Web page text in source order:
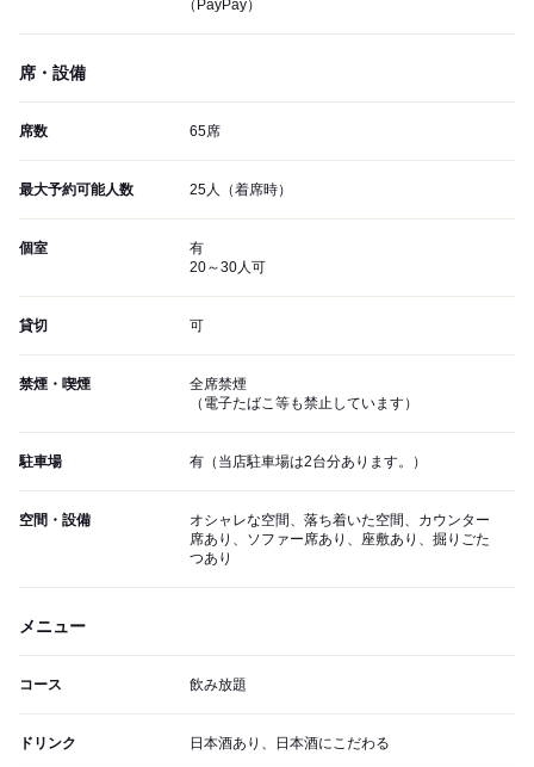
（PayPay）
席・設備
席数 65席
最大予約可能人数 25人（着席時）
個室
有
20～30人可
貸切 可
禁煙・喫煙
全席禁煙
（電子たばこ等も禁止しています）
駐車場 有（当店駐車場は2台分あります。）
空間・設備
オシャレな空間、落ち着いた空間、カウンター
席あり、ソファー席あり、座敷あり、掘りごた
つあり
メニュー
コース 飲み放題
ドリンク 日本酒あり、日本酒にこだわる